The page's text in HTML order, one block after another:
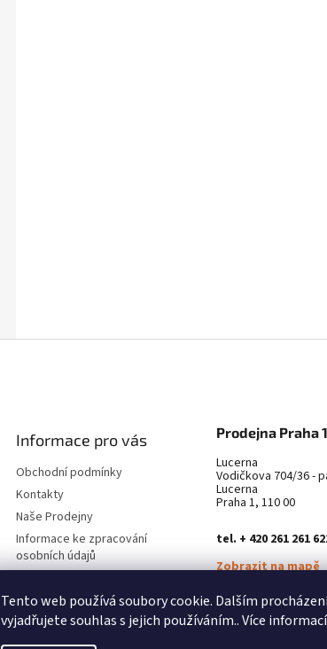
Tento web používá soubory cookie. Dalším
vyjadřujete souhlas s jejich používáním.. Více informací
Informace pro vás
Obchodní podmínky
Kontakty
Naše Prodejny
Informace ke zpracování
osobních údajů
Nabídka zaměstnání
Prodejna Praha 1
Lucerna
Vodičkova 704/36 -
Lucerna
Praha 1, 110 00
tel. + 420 261 261
Zobrazit na mapě